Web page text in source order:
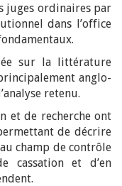
juges ordinaires par
dans l’office
sur la littérature
anglo-
retenu.
et de recherche ont
de décrire
champ de contrôle
cassation et d’en